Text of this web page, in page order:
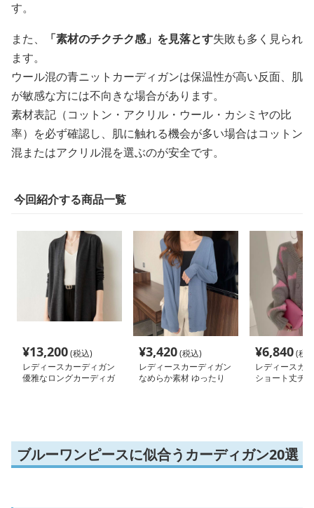
す。
また、
「素材のチクチク感」を見落とす失敗も多く見られ
ます。
ウール混の青ニットカーディガンは保温性が高い反面、肌
が敏感な方には不向きな場合があります。
素材表記（コットン・アクリル・ウール・カシミヤの比
率）を必ず確認し、肌に触れる機会が多い場合はコットン
混またはアクリル混を選ぶのが安全です。
今回紹介する商品一覧
¥13,200(税込)
レディースカーディガン
優雅なロングカーディガ
¥3,420(税込)
レディースカーディガン
なめらか素材 ゆったり
¥6,840(税
レディースカ
ショート丈チ
ブルーワンピースに似合うカーディガン20選